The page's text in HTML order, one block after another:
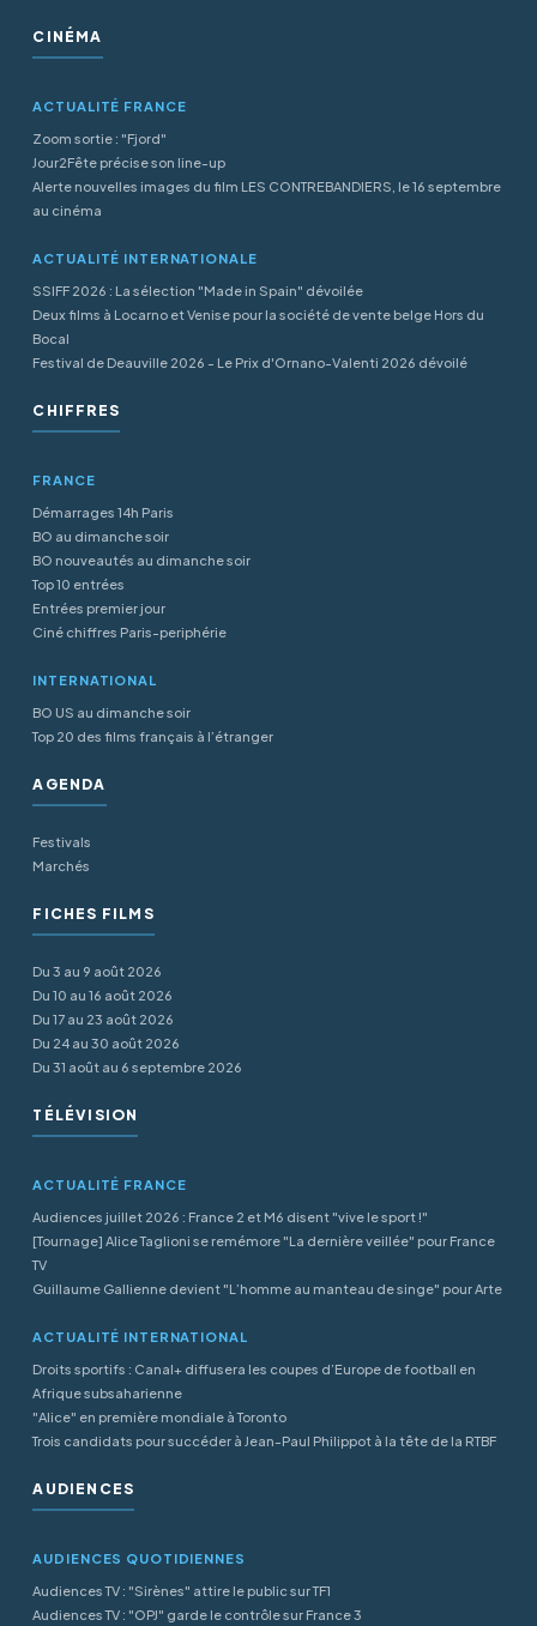
CINÉMA
ACTUALITÉ FRANCE
Zoom sortie : "Fjord"
Jour2Fête précise son line-up
Alerte nouvelles images du film LES CONTREBANDIERS, le 16 septembre
au cinéma
ACTUALITÉ INTERNATIONALE
SSIFF 2026 : La sélection "Made in Spain" dévoilée
Deux films à Locarno et Venise pour la société de vente belge Hors du
Bocal
Festival de Deauville 2026 - Le Prix d'Ornano-Valenti 2026 dévoilé
CHIFFRES
FRANCE
Démarrages 14h Paris
BO au dimanche soir
BO nouveautés au dimanche soir
Top 10 entrées
Entrées premier jour
Ciné chiffres Paris-periphérie
INTERNATIONAL
BO US au dimanche soir
Top 20 des films français à l’étranger
AGENDA
Festivals
Marchés
FICHES FILMS
Du 3 au 9 août 2026
Du 10 au 16 août 2026
Du 17 au 23 août 2026
Du 24 au 30 août 2026
Du 31 août au 6 septembre 2026
TÉLÉVISION
ACTUALITÉ FRANCE
Audiences juillet 2026 : France 2 et M6 disent "vive le sport !"
[Tournage] Alice Taglioni se remémore "La dernière veillée" pour France
TV
Guillaume Gallienne devient "L’homme au manteau de singe" pour Arte
ACTUALITÉ INTERNATIONAL
Droits sportifs : Canal+ diffusera les coupes d’Europe de football en
Afrique subsaharienne
"Alice" en première mondiale à Toronto
Trois candidats pour succéder à Jean-Paul Philippot à la tête de la RTBF
AUDIENCES
AUDIENCES QUOTIDIENNES
Audiences TV : "Sirènes" attire le public sur TF1
Audiences TV : "OPJ" garde le contrôle sur France 3